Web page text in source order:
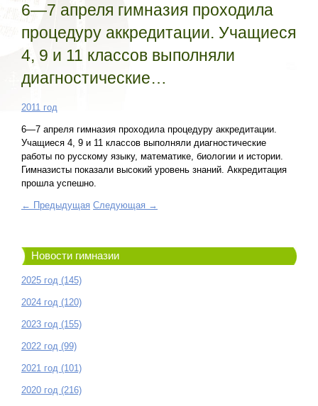
6—7 апреля гимназия проходила
процедуру аккредитации. Учащиеся
4, 9 и 11 классов выполняли
диагностические…
2011 год
6—7 апреля гимназия проходила процедуру аккредитации.
Учащиеся 4, 9 и 11 классов выполняли диагностические
работы по русскому языку, математике, биологии и истории.
Гимназисты показали высокий уровень знаний. Аккредитация
прошла успешно.
← Предыдущая Следующая →
Новости гимназии
2025 год (145)
2024 год (120)
2023 год (155)
2022 год (99)
2021 год (101)
2020 год (216)